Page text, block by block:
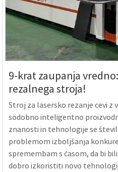
9-krat zaupanja
rezalnega stroja!
Stroj za lasersko rezanje cevi z
sodobno inteligentno
znanosti in tehnologije se
problemom izboljšanja
spremembam s časom, da bi
dobro izkoristiti novo